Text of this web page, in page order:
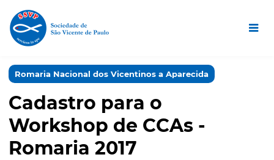
Romaria Nacional dos Vicentinos a Aparecida
Cadastro para o
Workshop de CCAs -
Romaria 2017